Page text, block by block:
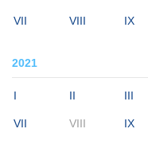
VII VIII IX
2021
I II III
VII VIII IX